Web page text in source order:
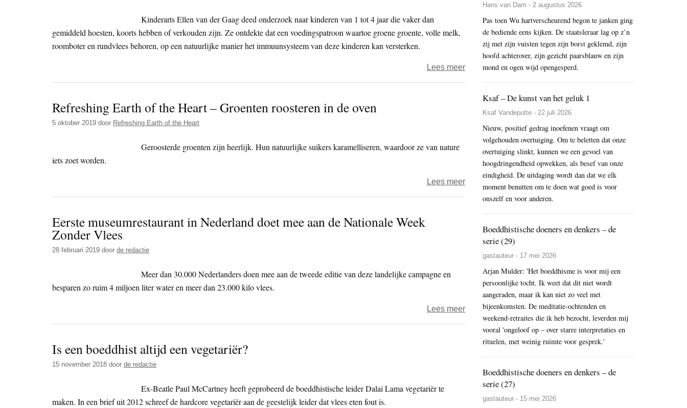
meerprijs
betalen
Kinderarts Ellen van der Gaag deed onderzoek naar kinderen van 1 tot 4 jaar die vaker dan
gemiddeld hoesten, koorts hebben of verkouden zijn. Ze ontdekte dat een voedingspatroon waartoe groene groente, volle melk,
roomboter en rundvlees behoren, op een natuurlijke manier het immuunsysteem van deze kinderen kan versterken.
Lees meerover
groene
groenten,
volle
zuivelproducten
rundvlees
Refreshing Earth of the Heart – Groenten roosteren in de oven
5 oktober 2019 door Refreshing Earth of the Heart
Geroosterde groenten zijn heerlijk. Hun natuurlijke suikers karamelliseren, waardoor ze van nature
iets zoet worden.
Lees meerover
Refreshing
Groenten
roosteren
de
oven
Eerste museumrestaurant in Nederland doet mee aan de Nationale Week
Zonder Vlees
28 februari 2019 door de redactie
Meer dan 30.000 Nederlanders doen mee aan de tweede editie van deze landelijke campagne en
besparen zo ruim 4 miljoen liter water en meer dan 23.000 kilo vlees.
Lees meerover
Eerste
museumrestaurant
Is een boeddhist altijd een vegetariër?
15 november 2018 door de redactie
Ex-Beatle Paul McCartney heeft geprobeerd de boeddhistische leider Dalai Lama vegetariër te
maken. In een brief uit 2012 schreef de hardcore vegetariër aan de geestelijk leider dat vlees eten fout is.
Hans van Dam - 2 augustus 2026
Pas toen Wu hartverscheurend begon te janken ging
de bediende eens kijken. De staatsleraar lag op z’n
zij met zijn vuisten tegen zijn borst geklemd, zijn
hoofd achterover, zijn gezicht paarsblauw en zijn
mond en ogen wijd opengesperd.
Ksaf – De kunst van het geluk 1
Ksaf Vandeputte - 22 juli 2026
Nieuw, positief gedrag inoefenen vraagt om
volgehouden overtuiging. Om te beletten dat onze
overtuiging slinkt, kunnen we een gevoel van
hoogdringendheid opwekken, als besef van onze
eindigheid. De uitdaging wordt dan dat we elk
moment benutten om te doen wat goed is voor
onszelf en voor anderen.
Boeddhistische doeners en denkers – de
serie (29)
gastauteur - 17 mei 2026
Arjan Mulder: 'Het boeddhisme is voor mij een
persoonlijke tocht. Ik weet dat dit niet wordt
aangeraden, maar ik kan niet zo veel met
bijeenkomsten. De meditatie-ochtenden en
weekend-retraites die ik heb bezocht, leverden mij
vooral 'ongeloof op – over starre interpretaties en
rituelen, met weinig ruimte voor gesprek.'
Boeddhistische doeners en denkers – de
serie (27)
gastauteur - 15 mei 2026